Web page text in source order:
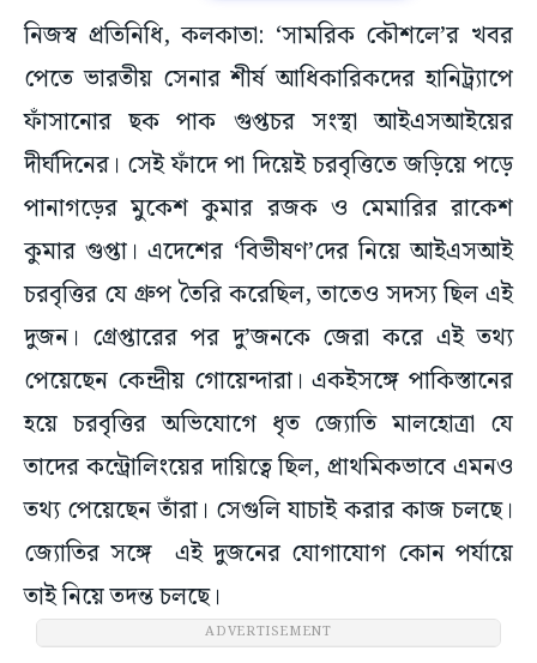
নিজস্ব প্রতিনিধি, কলকাতা: ‘সামরিক কৌশলে’র খবর
পেতে ভারতীয় সেনার শীর্ষ আধিকারিকদের হানিট্র্যাপে
ফাঁসানোর ছক পাক গুপ্তচর সংস্থা আইএসআইয়ের
দীর্ঘদিনের। সেই ফাঁদে পা দিয়েই চরবৃত্তিতে জড়িয়ে পড়ে
পানাগড়ের মুকেশ কুমার রজক ও মেমারির রাকেশ
কুমার গুপ্তা। এদেশের ‘বিভীষণ’দের নিয়ে আইএসআই
চরবৃত্তির যে গ্রুপ তৈরি করেছিল, তাতেও সদস্য ছিল এই
দুজন। গ্রেপ্তারের পর দু’জনকে জেরা করে এই তথ্য
পেয়েছেন কেন্দ্রীয় গোয়েন্দারা। একইসঙ্গে পাকিস্তানের
হয়ে চরবৃত্তির অভিযোগে ধৃত জ্যোতি মালহোত্রা যে
তাদের কন্ট্রোলিংয়ের দায়িত্বে ছিল, প্রাথমিকভাবে এমনও
তথ্য পেয়েছেন তাঁরা। সেগুলি যাচাই করার কাজ চলছে।
জ্যোতির সঙ্গে এই দুজনের যোগাযোগ কোন পর্যায়ে
তাই নিয়ে তদন্ত চলছে।
ADVERTISEMENT